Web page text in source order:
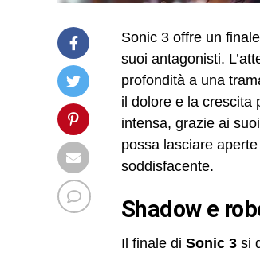
Sonic 3 offre un
suoi antagonisti.
profondità a una
il dolore e la crescita
intensa, grazie ai
possa lasciare
soddisfacente.
shadow e
Il finale di Sonic 3 si